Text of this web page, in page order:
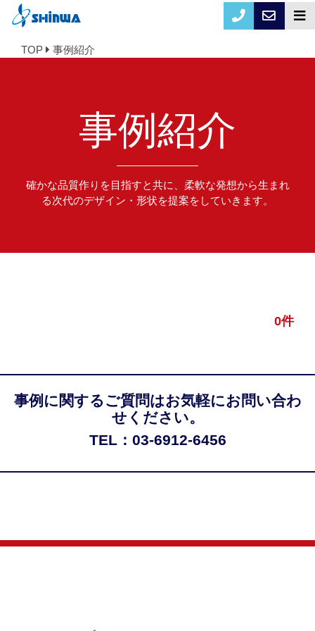
TOP 事例紹介
事例紹介
確かな品質作りを目指すと共に、柔軟な発想から生まれ
る次代のデザイン・形状を提案をしていきます。
0件
事例に関するご質問はお気軽にお問い合わ
せください。
TEL：03-6912-6456